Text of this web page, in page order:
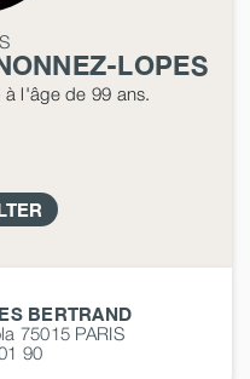
LOPES
à l'âge de 99 ans.
BERTRAND
75015 PARIS
90